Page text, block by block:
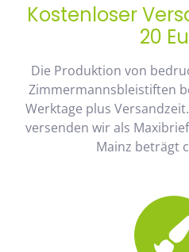
Kostenloser
20
Die Produktion von
Zimmermannsbleistiften
Werktage plus
versenden wir als
Mainz beträgt